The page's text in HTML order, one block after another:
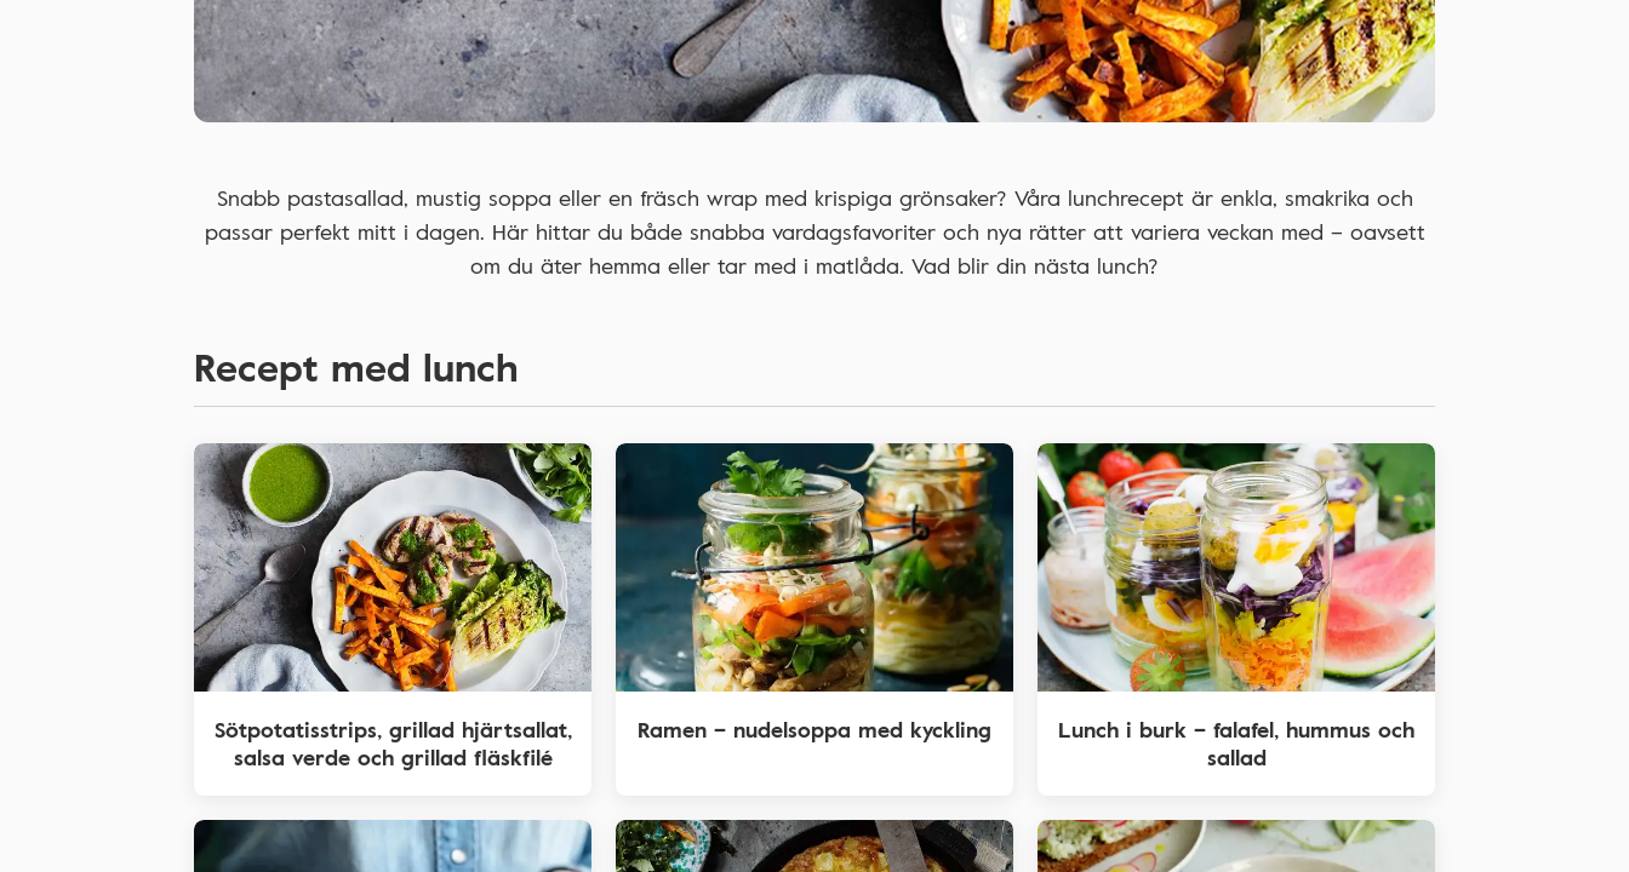
Snabb pastasallad, mustig soppa eller en fräsch wrap med krispiga grönsaker? Våra lunchrecept är enkla, smakrika och
passar perfekt mitt i dagen. Här hittar du både snabba vardagsfavoriter och nya rätter att variera veckan med – oavsett
om du äter hemma eller tar med i matlåda. Vad blir din nästa lunch?
Recept med lunch
Sötpotatisstrips, grillad hjärtsallat,
salsa verde och grillad fläskfilé
Ramen – nudelsoppa med kyckling
Lunch i burk – falafel, hummus och
sallad